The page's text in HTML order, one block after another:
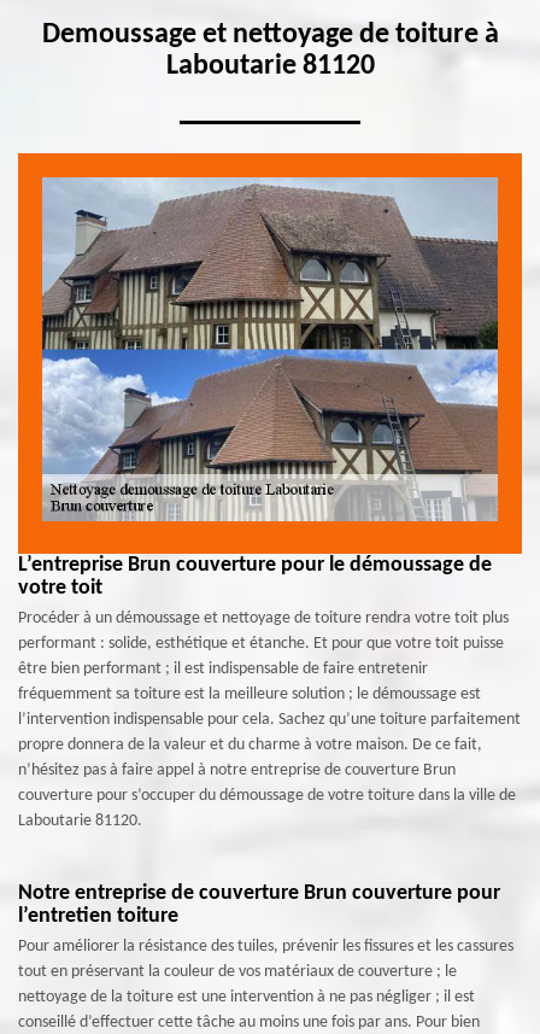
Demoussage et nettoyage de toiture à
Laboutarie 81120
L’entreprise Brun couverture pour le démoussage de
votre toit
Procéder à un démoussage et nettoyage de toiture rendra votre toit plus
performant : solide, esthétique et étanche. Et pour que votre toit puisse
être bien performant ; il est indispensable de faire entretenir
fréquemment sa toiture est la meilleure solution ; le démoussage est
l’intervention indispensable pour cela. Sachez qu’une toiture parfaitement
propre donnera de la valeur et du charme à votre maison. De ce fait,
n’hésitez pas à faire appel à notre entreprise de couverture Brun
couverture pour s’occuper du démoussage de votre toiture dans la ville de
Laboutarie 81120.
Notre entreprise de couverture Brun couverture pour
l’entretien toiture
Pour améliorer la résistance des tuiles, prévenir les fissures et les cassures
tout en préservant la couleur de vos matériaux de couverture ; le
nettoyage de la toiture est une intervention à ne pas négliger ; il est
conseillé d’effectuer cette tâche au moins une fois par ans. Pour bien